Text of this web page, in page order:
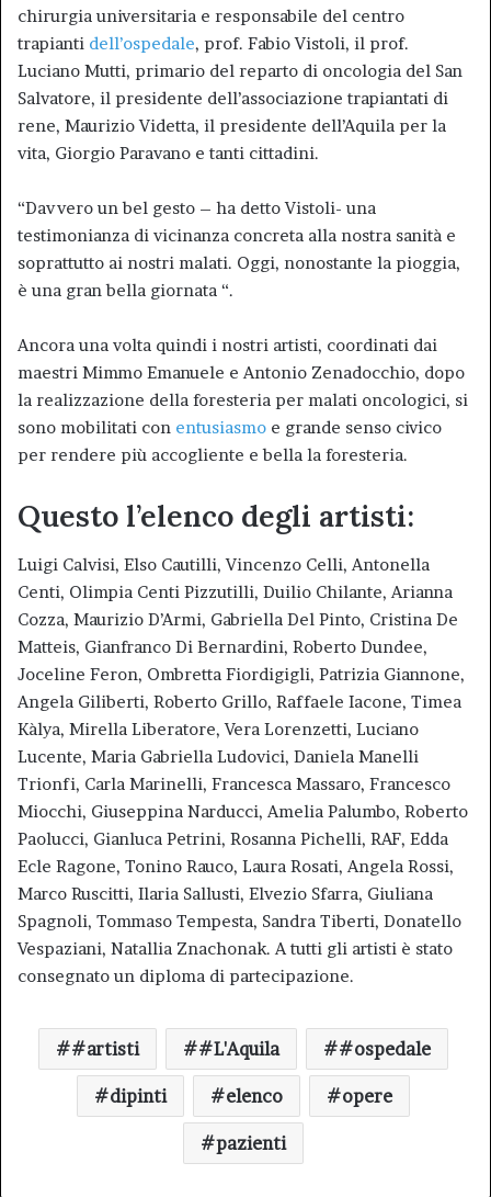
chirurgia universitaria e responsabile del centro
trapianti dell’ospedale, prof. Fabio Vistoli, il prof.
Luciano Mutti, primario del reparto di oncologia del San
Salvatore, il presidente dell’associazione trapiantati di
rene, Maurizio Videtta, il presidente dell’Aquila per la
vita, Giorgio Paravano e tanti cittadini.
“Davvero un bel gesto – ha detto Vistoli- una
testimonianza di vicinanza concreta alla nostra sanità e
soprattutto ai nostri malati. Oggi, nonostante la pioggia,
è una gran bella giornata “.
Ancora una volta quindi i nostri artisti, coordinati dai
maestri Mimmo Emanuele e Antonio Zenadocchio, dopo
la realizzazione della foresteria per malati oncologici, si
sono mobilitati con entusiasmo e grande senso civico
per rendere più accogliente e bella la foresteria.
Questo l’elenco degli artisti:
Luigi Calvisi, Elso Cautilli, Vincenzo Celli, Antonella
Centi, Olimpia Centi Pizzutilli, Duilio Chilante, Arianna
Cozza, Maurizio D’Armi, Gabriella Del Pinto, Cristina De
Matteis, Gianfranco Di Bernardini, Roberto Dundee,
Joceline Feron, Ombretta Fiordigigli, Patrizia Giannone,
Angela Giliberti, Roberto Grillo, Raffaele Iacone, Timea
Kàlya, Mirella Liberatore, Vera Lorenzetti, Luciano
Lucente, Maria Gabriella Ludovici, Daniela Manelli
Trionfi, Carla Marinelli, Francesca Massaro, Francesco
Miocchi, Giuseppina Narducci, Amelia Palumbo, Roberto
Paolucci, Gianluca Petrini, Rosanna Pichelli, RAF, Edda
Ecle Ragone, Tonino Rauco, Laura Rosati, Angela Rossi,
Marco Ruscitti, Ilaria Sallusti, Elvezio Sfarra, Giuliana
Spagnoli, Tommaso Tempesta, Sandra Tiberti, Donatello
Vespaziani, Natallia Znachonak. A tutti gli artisti è stato
consegnato un diploma di partecipazione.
#artisti #L'Aquila #ospedale
dipinti elenco opere
pazienti